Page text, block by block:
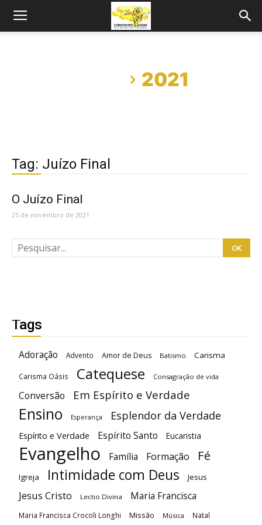
2021
Tag: Juízo Final
O Juízo Final
25 de novembro de 2021
Tags
Adoração Advento Amor de Deus Batismo Carisma
Carisma Oásis Catequese Consagração de vida
Conversão Em Espírito e Verdade
Ensino Esperança Esplendor da Verdade
Espírito e Verdade Espírito Santo Eucaristia
Evangelho Família Formação Fé
Igreja Intimidade com Deus Jesus
Jesus Cristo Lectio Divina Maria Francisca
Maria Francisca Crocoli Longhi Missão Música Natal